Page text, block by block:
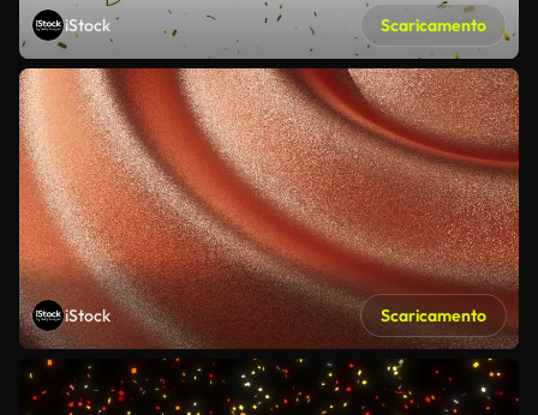
iStock Scaricamento
iStock Scaricamento